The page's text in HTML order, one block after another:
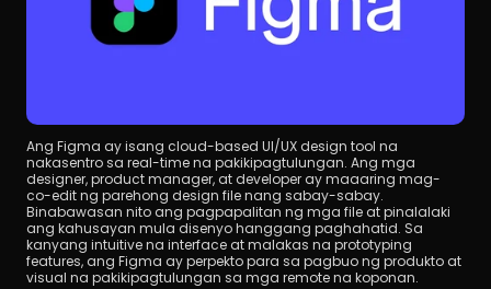
Ang Figma ay isang cloud-based UI/UX design tool na
nakasentro sa real-time na pakikipagtulungan. Ang mga
designer, product manager, at developer ay maaaring mag-
co-edit ng parehong design file nang sabay-sabay.
Binabawasan nito ang pagpapalitan ng mga file at pinalalaki
ang kahusayan mula disenyo hanggang paghahatid. Sa
kanyang intuitive na interface at malakas na prototyping
features, ang Figma ay perpekto para sa pagbuo ng produkto at
visual na pakikipagtulungan sa mga remote na koponan.